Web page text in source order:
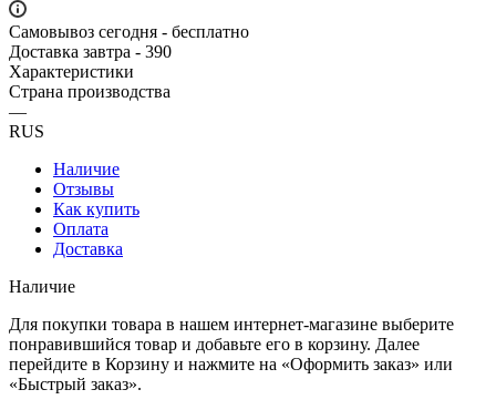
Самовывоз сегодня - бесплатно
Доставка завтра - 390
Характеристики
Страна производства
—
RUS
Наличие
Отзывы
Как купить
Оплата
Доставка
Наличие
Для покупки товара в нашем интернет-магазине выберите
понравившийся товар и добавьте его в корзину. Далее
перейдите в Корзину и нажмите на «Оформить заказ» или
«Быстрый заказ».